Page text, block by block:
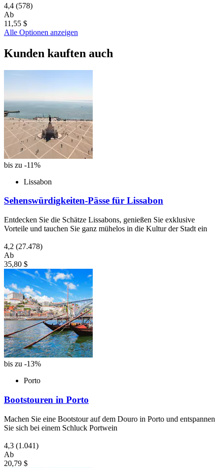
4,4 (578)
Ab
11,55 $
Alle Optionen anzeigen
Kunden kauften auch
bis zu -11%
Lissabon
Sehenswürdigkeiten-Pässe für Lissabon
Entdecken Sie die Schätze Lissabons, genießen Sie exklusive
Vorteile und tauchen Sie ganz mühelos in die Kultur der Stadt ein
4,2 (27.478)
Ab
35,80 $
bis zu -13%
Porto
Bootstouren in Porto
Machen Sie eine Bootstour auf dem Douro in Porto und entspannen
Sie sich bei einem Schluck Portwein
4,3 (1.041)
Ab
20,79 $